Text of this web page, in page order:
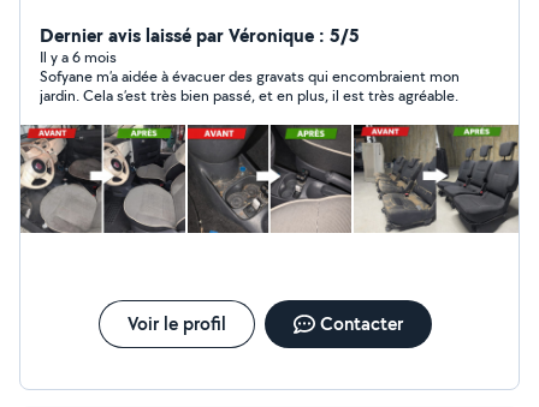
petit utilitaire, lavage véhicule intérieur / extérieur et
nettoyage de tout type de vitres. Sérieux, ponctuel et
soigneux, je travaille toujours avec le sourire. Père de
famille, j'ai à cœur de bien faire et de proposer des prix
très raisonnables. Disponible rapidement contactez-moi
!
Dernier avis laissé par Véronique : 5/5
Il y a 6 mois
Sofyane m’a aidée à évacuer des gravats qui encombraient mon
jardin. Cela s’est très bien passé, et en plus, il est très agréable.
Voir le profil Contacter